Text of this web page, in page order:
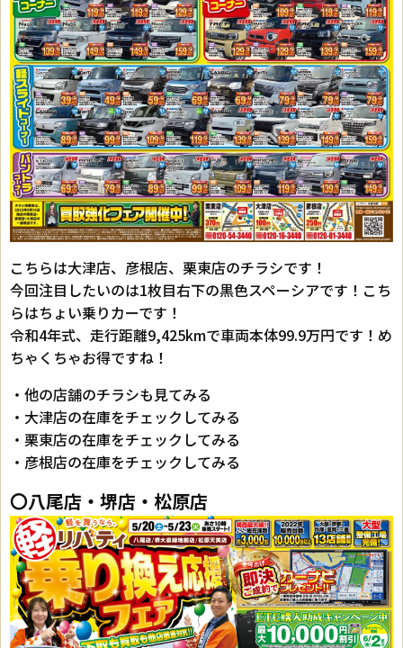
こちらは大津店、彦根店、栗東店のチラシです！
今回注目したいのは1枚目右下の黒色スペーシアです！こち
らはちょい乗りカーです！
令和4年式、走行距離9,425kmで車両本体99.9万円です！め
ちゃくちゃお得ですね！
・他の店舗のチラシも見てみる
・大津店の在庫をチェックしてみる
・栗東店の在庫をチェックしてみる
・彦根店の在庫をチェックしてみる
〇八尾店・堺店・松原店